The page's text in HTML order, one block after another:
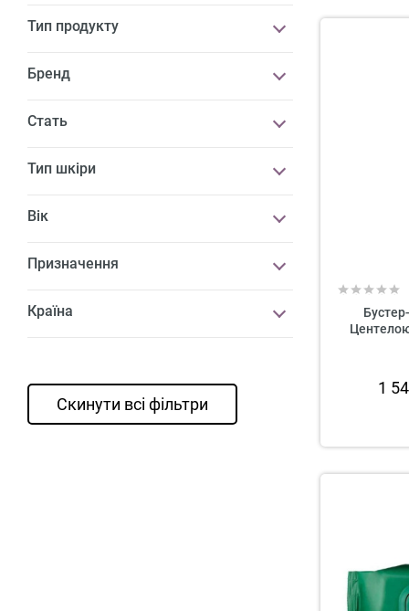
Тип продукту
Бренд
Стать
Тип шкіри
Вік
Призначення
Країна
Скинути всі фільтри
1